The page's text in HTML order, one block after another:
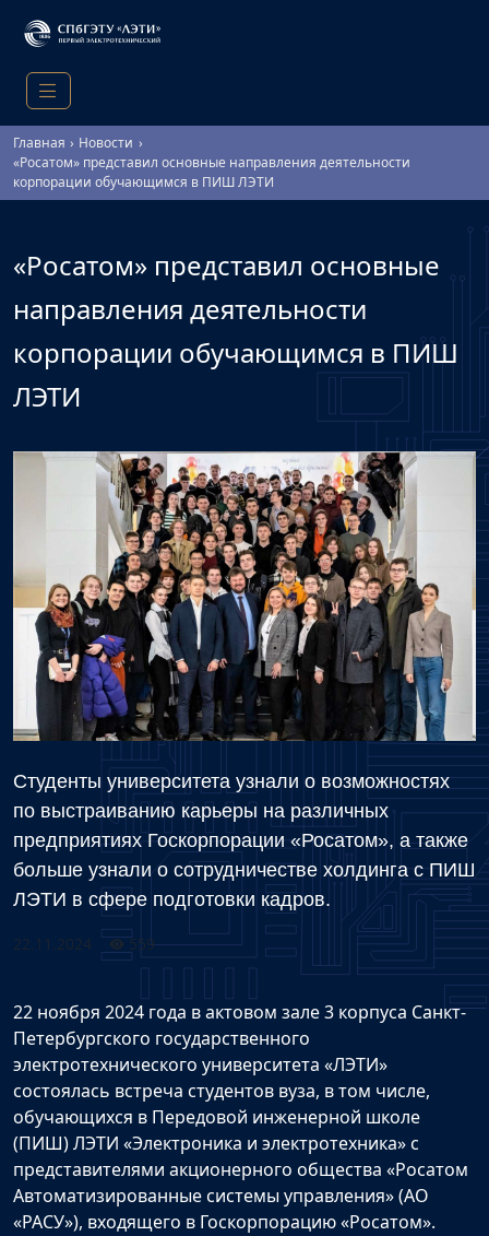
Главная
Новости
«Росатом» представил основные направления деятельности
корпорации обучающимся в ПИШ ЛЭТИ
«Росатом» представил основные
направления деятельности
корпорации обучающимся в ПИШ
ЛЭТИ
Студенты университета узнали о возможностях
по выстраиванию карьеры на различных
предприятиях Госкорпорации «Росатом», а также
больше узнали о сотрудничестве холдинга с ПИШ
ЛЭТИ в сфере подготовки кадров.
22.11.2024 559
22 ноября 2024 года в актовом зале 3 корпуса Санкт-
Петербургского государственного
электротехнического университета «ЛЭТИ»
состоялась встреча студентов вуза, в том числе,
обучающихся в Передовой инженерной школе
(ПИШ) ЛЭТИ «Электроника и электротехника» с
представителями акционерного общества «Росатом
Автоматизированные системы управления» (АО
«РАСУ»), входящего в Госкорпорацию «Росатом».